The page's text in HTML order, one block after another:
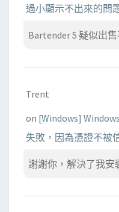
過小顯示不出來的問
Bartender 5 疑似出
Trent
on [Windows]
失敗，因為憑證不被
謝謝你，解決了我安